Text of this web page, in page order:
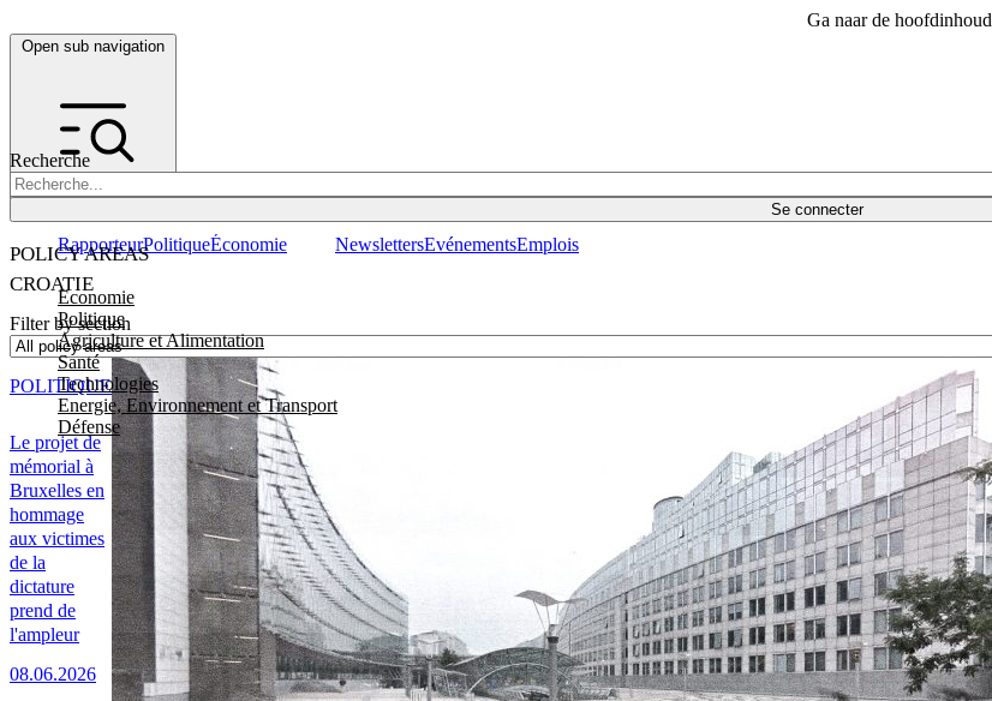
Ga naar de hoofdinhoud
Open sub navigation
Recherche
Se connecter
POLICY AREAS
Economie
Politique
Agriculture et Alimentation
Santé
Technologies
Energie, Environnement et Transport
Défense
RapporteurPolitiqueÉconomie NewslettersEvénementsEmplois
CROATIE
Filter by section
Le projet de
mémorial à
Bruxelles en
hommage
aux victimes
de la
dictature
prend de
l'ampleur
08.06.2026
POLITIQUE